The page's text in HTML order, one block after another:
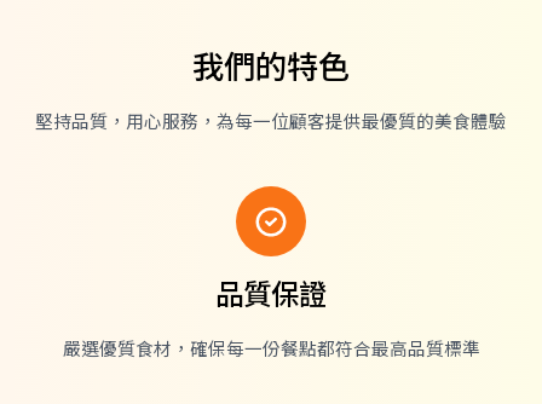
我們的特色
堅持品質，用心服務，為每一位顧客提供最優質的美食體驗
品質保證
嚴選優質食材，確保每一份餐點都符合最高品質標準